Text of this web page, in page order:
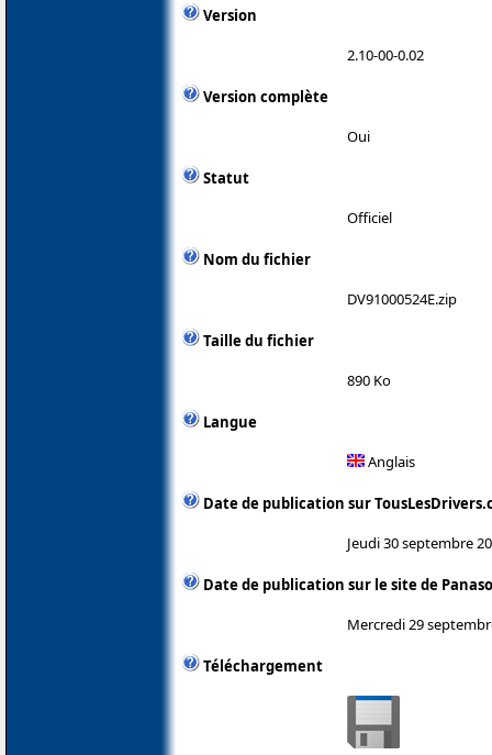
Version
2.10-00-0.02
Version complète
Oui
Statut
Officiel
Nom du fichier
DV91000524E.zip
Taille du fichier
890 Ko
Langue
Anglais
Date de publication sur
Jeudi 30 septembre
Date de publication sur le site de
Mercredi 29
Téléchargement